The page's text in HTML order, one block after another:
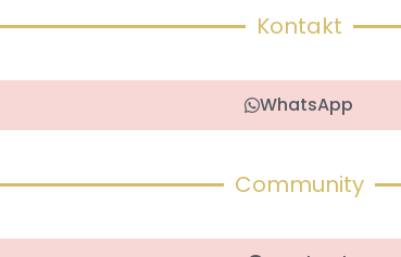
Kontakt
WhatsApp
Community